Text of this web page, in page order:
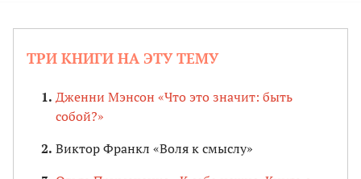
ТРИ КНИГИ НА ЭТУ ТЕМУ
Дженни Мэнсон «Что это значит: быть
собой?»
Виктор Франкл «Воля к смыслу»